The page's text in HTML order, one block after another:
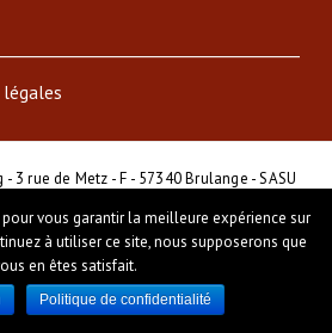
légales
3 rue de Metz - F - 57340 Brulange - SASU
de sites internet :Déclic communication
vous garantir la meilleure expérience sur
à utiliser ce site, nous supposerons que
en êtes satisfait.
Politique de confidentialité
NOUS TROUVER